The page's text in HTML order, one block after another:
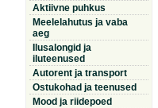
Aktiivne puhkus
Meelelahutus ja vaba
aeg
Ilusalongid ja
iluteenused
Autorent ja transport
Ostukohad ja teenused
Mood ja riidepoed